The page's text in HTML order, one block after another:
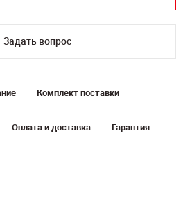
Задать вопрос
Комплект поставки
Оплата и доставка Гарантия